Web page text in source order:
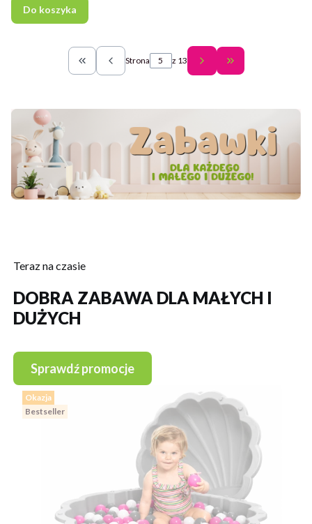
Do koszyka
Wróć do pierwszej strony z produktami
Strona z 13 Przejdź do
Teraz na czasie
DOBRA ZABAWA DLA MAŁYCH I
DUŻYCH
Sprawdź promocje
Okazja
Bestseller